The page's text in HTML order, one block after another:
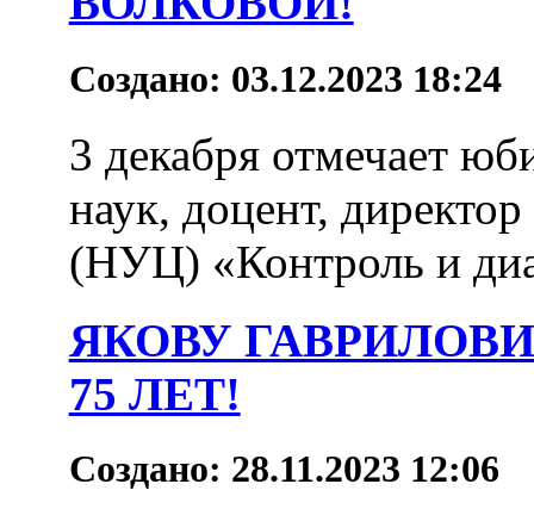
Создано: 03.12.2023 18:24
3 декабря отмечает
наук, доцент,
(НУЦ) «Контроль и
ЯКОВУ
75 ЛЕТ!
Создано: 28.11.2023 12:06